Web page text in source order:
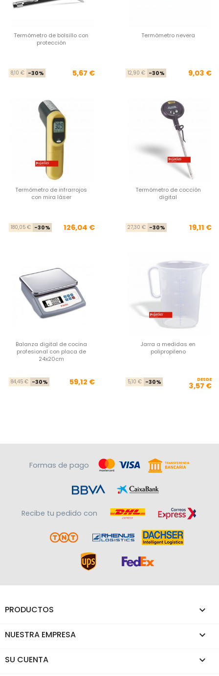
Termómetro de bolsillo con
protección
Precio base
8,10 € -30% Precio
5,67 €
Termómetro nevera
12,90 € -30% 9,03 €
Termómetro de infrarrojos
con mira láser
Precio base
180,05 € -30% Precio
126,04 €
Termómetro de cocción
digital
27,30 € -30% 19,11 €
Balanza digital de cocina
profesional con placa de
24x20cm
Precio base
84,45 € -30% Precio
59,12 €
Jarra a medidas en
polipropileno
5,10 € -30% DESDE
3,57 €
Formas de pago
Recibe tu pedido con
PRODUCTOS 
NUESTRA EMPRESA 
SU CUENTA 